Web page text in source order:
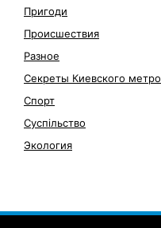
Пригоди
Происшествия
Разное
Секреты Киевского метро
Спорт
Суспільство
Экология